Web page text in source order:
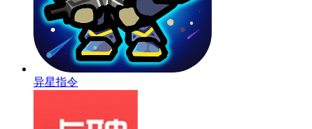
异星指令